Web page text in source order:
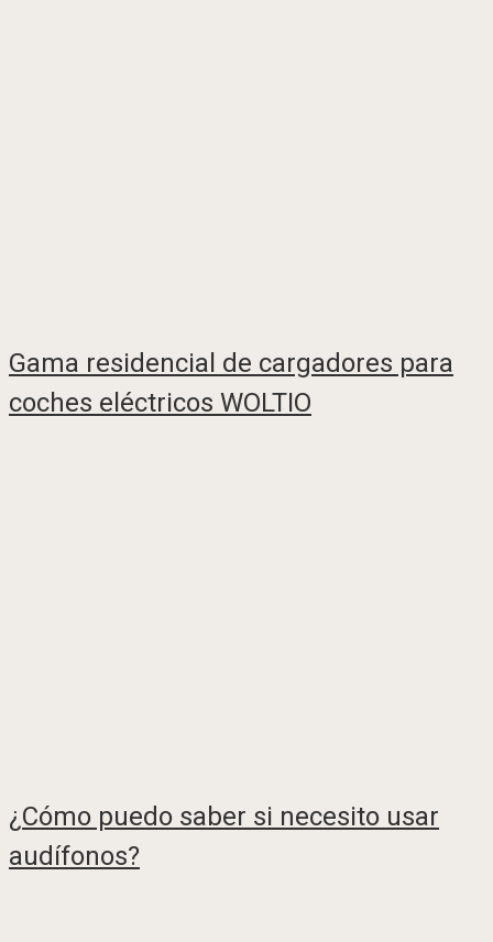
Gama residencial de cargadores para
coches eléctricos WOLTIO
¿Cómo puedo saber si necesito usar
audífonos?